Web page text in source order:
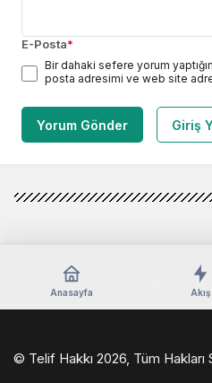
E-Posta*
Bir dahaki sefere yorum
posta adresimi ve web site
Yorum Gönder Giriş
Anasayfa Akış
© Telif Hakkı 2026, Tüm Hakları